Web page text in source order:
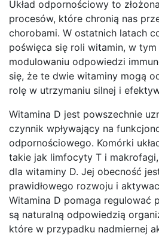
Układ odpornościowy to
procesów, które chronią nas
chorobami. W ostatnich latach
poświęca się roli witamin, w
modulowaniu odpowiedzi
się, że te dwie witaminy mogą
rolę w utrzymaniu silnej i
Witamina D jest powszechnie
czynnik wpływający na
odpornościowego. Komórki
takie jak limfocyty T i
dla witaminy D. Jej obecność
prawidłowego rozwoju i
Witamina D pomaga regulować
są naturalną odpowiedzią
które w przypadku nadmiernej